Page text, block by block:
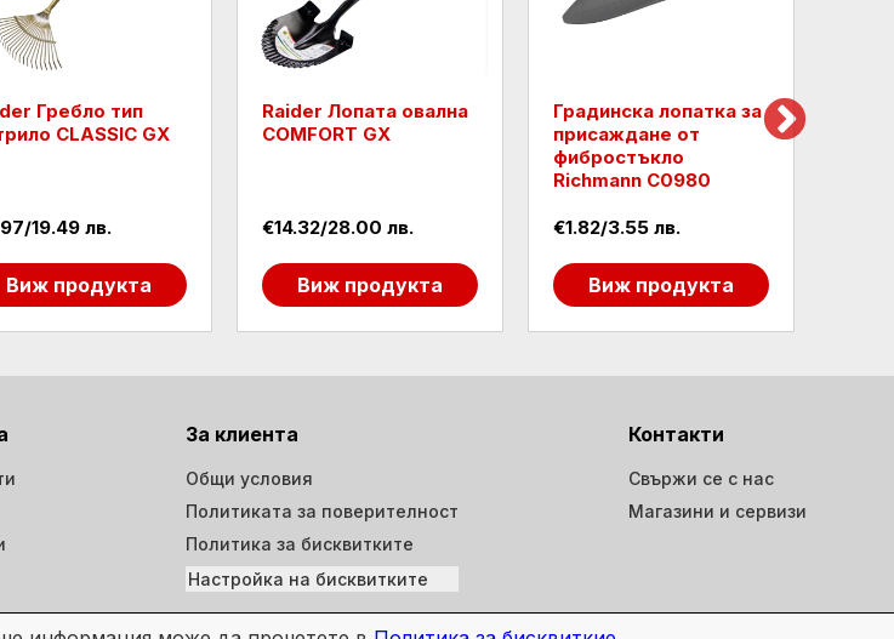
Гребло тип
CLASSIC GX
19.49 лв.
Виж продукта
Raider Лопата овална
COMFORT GX
€14.32/28.00 лв.
Виж продукта
Градинска лопатка за
присаждане от
фибростъкло
Richmann C0980
€1.82/3.55 лв.
Виж продукта
Контакти
Свържи се с нас
Магазини и сервизи
За клиента
Общи условия
Политиката за поверителност
Политика за бисквитките
Настройка на бисквитките